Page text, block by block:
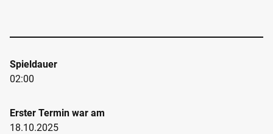
Festivalbühne.
Spieldauer
02:00
Erster Termin war am
18.10.2025